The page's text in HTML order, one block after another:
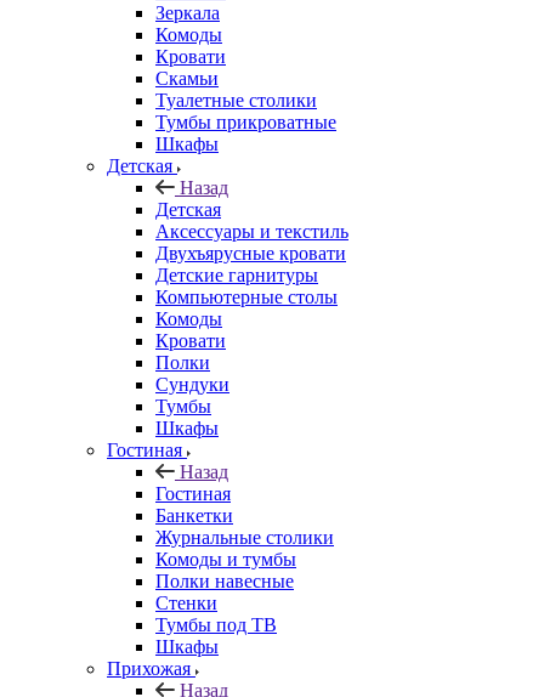
Зеркала
Комоды
Кровати
Скамьи
Туалетные столики
Тумбы прикроватные
Шкафы
Детская
Назад
Детская
Аксессуары и текстиль
Двухъярусные кровати
Детские гарнитуры
Компьютерные столы
Комоды
Кровати
Полки
Сундуки
Тумбы
Шкафы
Гостиная
Назад
Гостиная
Банкетки
Журнальные столики
Комоды и тумбы
Полки навесные
Стенки
Тумбы под ТВ
Шкафы
Прихожая
Назад